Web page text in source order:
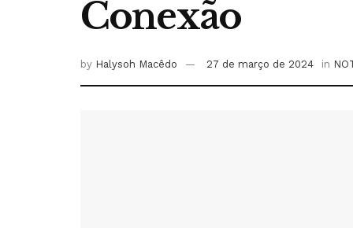
Conexão
by Halysoh Macêdo 27 de março de 2024 in